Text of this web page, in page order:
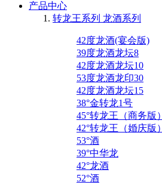
产品中心
转龙王系列 龙酒系列
42度龙酒(宴会版)
39度龙酒龙坛8
42度龙酒龙坛10
53度龙酒龙印30
42度龙酒龙坛15
38°金转龙1号
45°转龙王（商务版）
42°转龙王（婚庆版）
53°酒
39°中华龙
42°龙酒
52°酒